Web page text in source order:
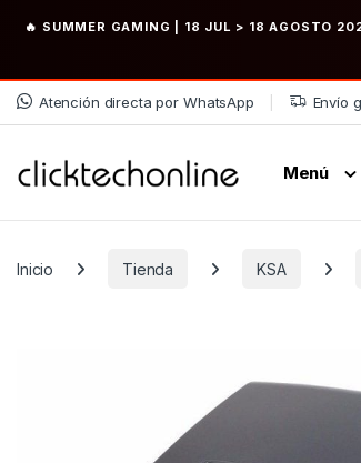
🔥 SUMMER GAMING | 18 JUL > 18 AGOSTO
Saltar a la navegación
Saltar al contenido
Atención directa por WhatsApp Envío
Menú
Inicio Tienda KSA